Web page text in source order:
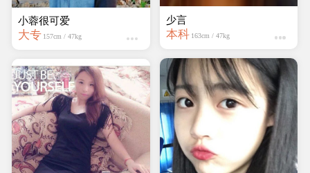
小蓉很可爱
大专 157cm / 47kg
楚楚涵
本科 169cm / 55kg